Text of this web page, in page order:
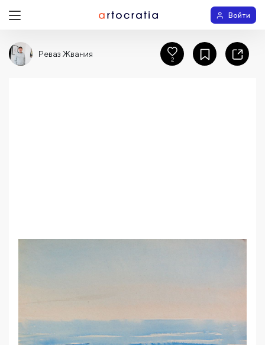
Войти
Реваз Жвания
2